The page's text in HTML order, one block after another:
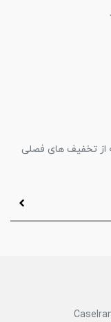
از تخفیف های فصلی